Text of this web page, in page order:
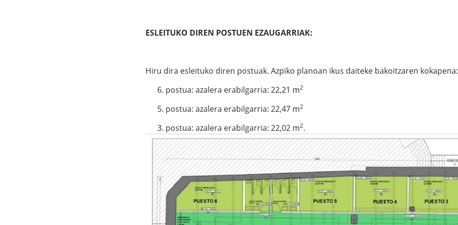
ESLEITUKO DIREN POSTUEN EZAUGARRIAK:
Hiru dira esleituko diren postuak. Azpiko planoan ikus daiteke bakoitzaren kokapena:
6. postua: azalera erabilgarria: 22,21 m2
5. postua: azalera erabilgarria: 22,47 m2
3. postua: azalera erabilgarria: 22,02 m2.